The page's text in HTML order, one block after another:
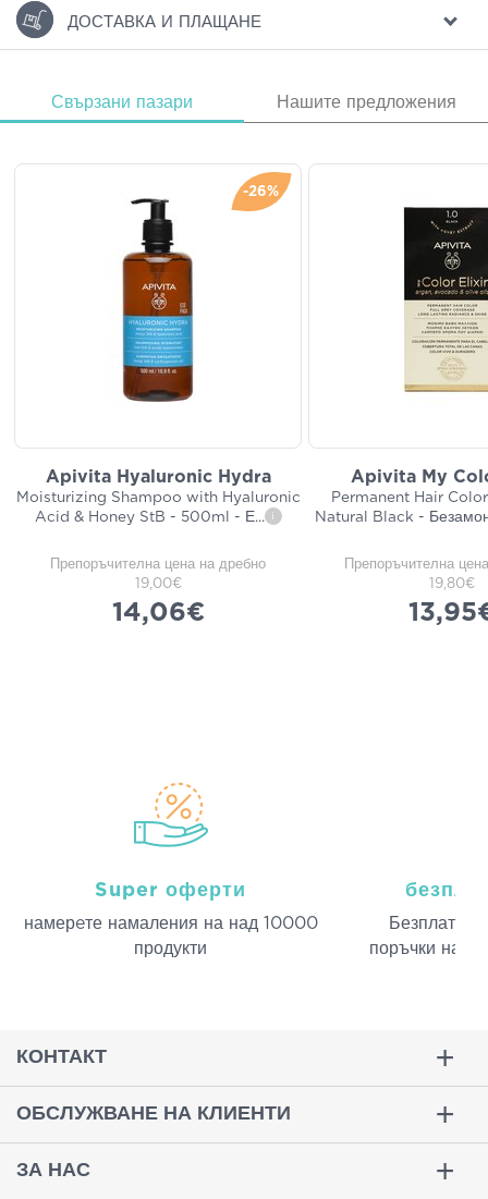
ДОСТАВКА И ПЛАЩАНЕ
Свързани пазари Нашите предложения
-26%
Apivita Hyaluronic Hydra
Moisturizing Shampoo with Hyaluronic
Acid & Honey StB - 500ml - Е... i
Препоръчителна цена на дребно
19,00€
14,06€
Apivita My
Permanent Hair
Natural Black -
Препоръчителна
19,80€
Super оферти
намерeте намаления на над 10000
продукти
Безплатна
поръчки над
КОНТАКТ
ОБСЛУЖВАНЕ НА КЛИЕНТИ
ЗА НАС